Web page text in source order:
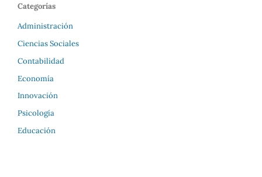
Categorías
Administración
Ciencias Sociales
Contabilidad
Economía
Innovación
Psicología
Educación